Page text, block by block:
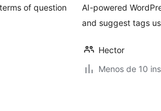
of question
AI-powered
and suggest tags
Hector
Menos de 10